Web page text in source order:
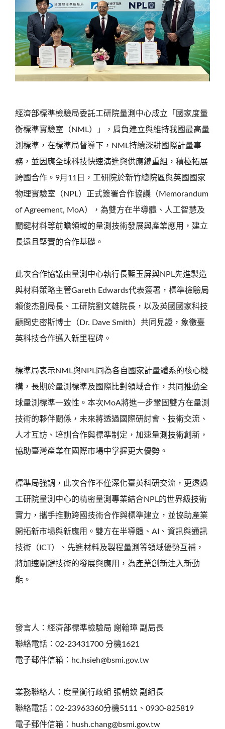
經濟部標準檢驗局委託工研院量測中心成立「國家度量
衡標準實驗室（NML）」，肩負建立與維持我國最高量
測標準，在標準局督導下，NML持續深耕國際計量事
務，並因應全球科技快速演進與供應鏈重組，積極拓展
跨國合作。9月11日，工研院於新竹總院區與英國國家
物理實驗室（NPL）正式簽署合作協議（Memorandum
of Agreement, MoA），為雙方在半導體、人工智慧及
關鍵材料等前瞻領域的量測技術發展與產業應用，建立
長遠且堅實的合作基礎。
此次合作協議由量測中心執行長藍玉屏與NPL先進製造
與材料策略主管Gareth Edwards代表簽署，標準檢驗局
賴俊杰副局長、工研院劉文雄院長，以及英國國家科技
顧問史密斯博士（Dr. Dave Smith）共同見證，象徵臺
英科技合作邁入新里程碑。
標準局表示NML與NPL同為各自國家計量體系的核心機
構，長期於量測標準及國際比對領域合作，共同推動全
球量測標準一致性。本次MoA將進一步鞏固雙方在量測
技術的夥伴關係，未來將透過國際研討會、技術交流、
人才互訪、培訓合作與標準制定，加速量測技術創新，
協助臺灣產業在國際市場中掌握更大優勢。
標準局強調，此次合作不僅深化臺英科研交流，更透過
工研院量測中心的精密量測專業結合NPL的世界級技術
實力，攜手推動跨國技術合作與標準建立，並協助產業
開拓新市場與新應用。雙方在半導體、AI、資訊與通訊
技術（ICT）、先進材料及製程量測等領域優勢互補，
將加速關鍵技術的發展與應用，為產業創新注入新動
能。
發言人：經濟部標準檢驗局 謝翰璋 副局長
聯絡電話：02-23431700 分機1621
電子郵件信箱：hc.hsieh@bsmi.gov.tw
業務聯絡人：度量衡行政組 張朝欽 副組長
聯絡電話：02-23963360分機5111、0930-825819
電子郵件信箱：hush.chang@bsmi.gov.tw